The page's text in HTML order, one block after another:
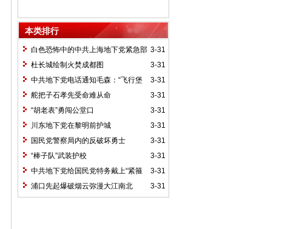
本类排行
3-31
白色恐怖中的中共上海地下党紧急部
署反破坏行动
3-31
杜长城绘制火焚成都图
3-31
中共地下党电话通知毛森：“飞行堡
垒”全部归解放军
3-31
舵把子石孝先受命难从命
3-31
“胡老表”勇闯公堂口
3-31
川东地下党在黎明前护城
3-31
国民党警察局内的反破坏勇士
3-31
“棒子队”武装护校
3-31
中共地下党给国民党特务戴上“紧箍
咒”
3-31
浦口先起爆破烟云弥漫大江南北